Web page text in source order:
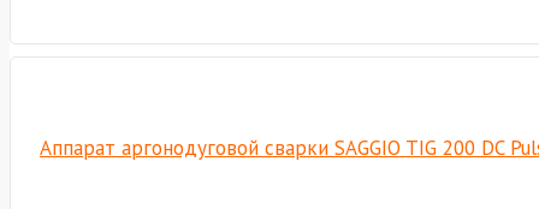
Аппарат аргонодуговой сварки SAGGIO TIG 200 DC